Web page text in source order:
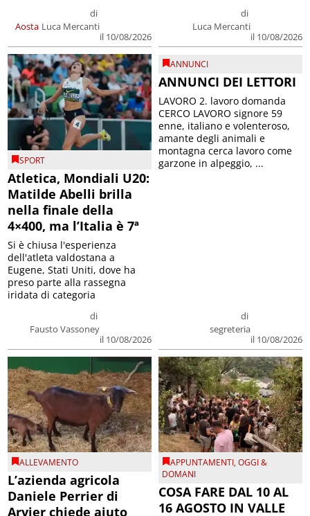
Aosta
di
Luca Mercanti
il 10/08/2026
di
Luca Mercanti
il 10/08/2026
SPORT
Atletica, Mondiali U20:
Matilde Abelli brilla
nella finale della
4×400, ma l’Italia è 7ª
di
Fausto Vassoney
il 10/08/2026
Si è chiusa l'esperienza
dell'atleta valdostana a
Eugene, Stati Uniti, dove ha
preso parte alla rassegna
iridata di categoria
ANNUNCI
ANNUNCI DEI LETTORI
di
segreteria
il 10/08/2026
LAVORO 2. lavoro domanda
CERCO LAVORO signore 59
enne, italiano e volenteroso,
amante degli animali e
montagna cerca lavoro come
garzone in alpeggio, ...
ALLEVAMENTO
L’azienda agricola
Daniele Perrier di
Arvier chiede aiuto
APPUNTAMENTI,OGGI &
DOMANI
COSA FARE DAL 10 AL
16 AGOSTO IN VALLE